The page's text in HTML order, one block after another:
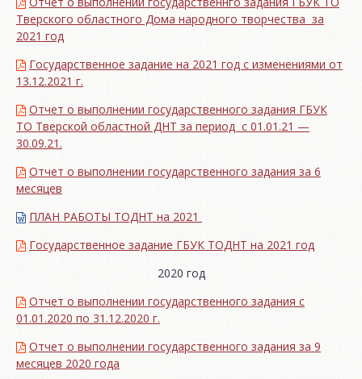
Тверского областного Дома народного творчества за
2021 год
Государственное задание на 2021 год с изменениями от
13.12.2021 г.
Отчет о выполнении государственного задания ГБУК
ТО Тверской областной ДНТ за период с 01.01.21 —
30.09.21.
Отчет о выполнении государственного задания за 6
месяцев
ПЛАН РАБОТЫ ТОДНТ на 2021
Государственное задание ГБУК ТОДНТ на 2021 год
2020 год
Отчет о выполнении государственного задания с
01.01.2020 по 31.12.2020 г.
Отчет о выполнении государственного задания за 9
месяцев 2020 года